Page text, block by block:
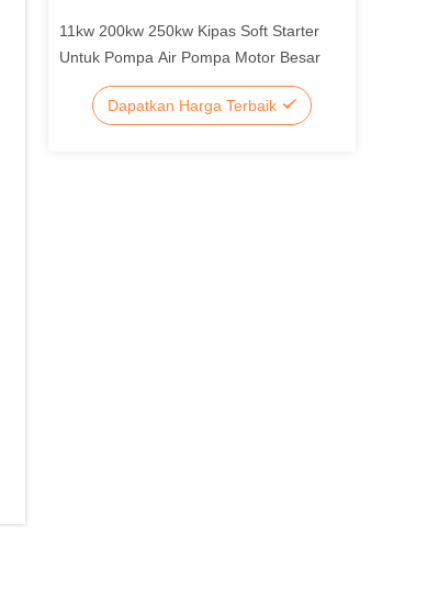
11kw 200kw 250kw Kipas Soft Starter
Untuk Pompa Air Pompa Motor Besar
Dapatkan Harga Terbaik